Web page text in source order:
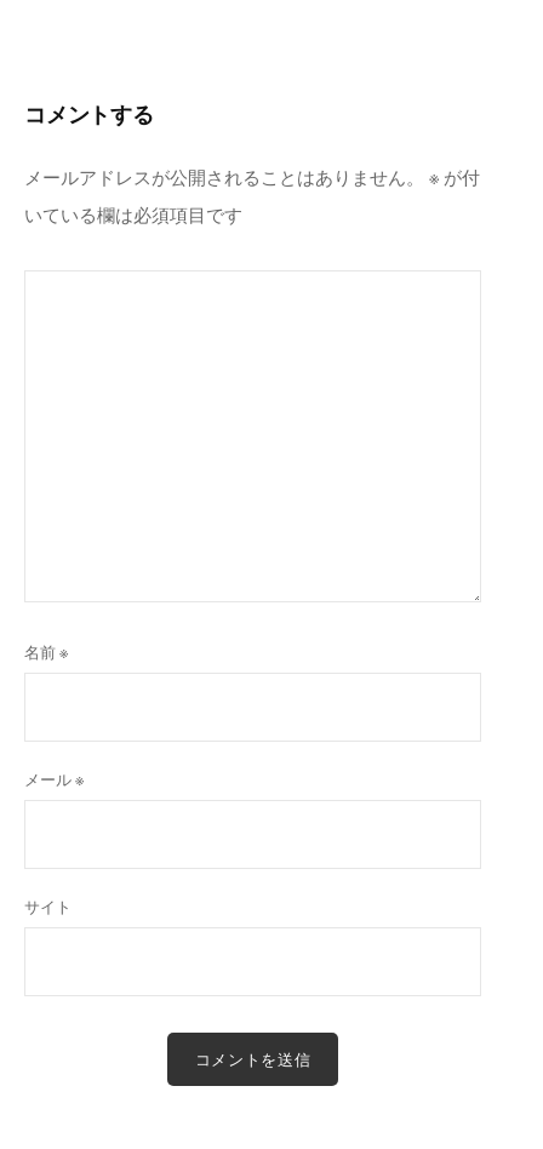
ー
ョ
ン
コメントする
メールアドレスが公開されることはありません。 ※ が付
いている欄は必須項目です
名前※
メール※
サイト